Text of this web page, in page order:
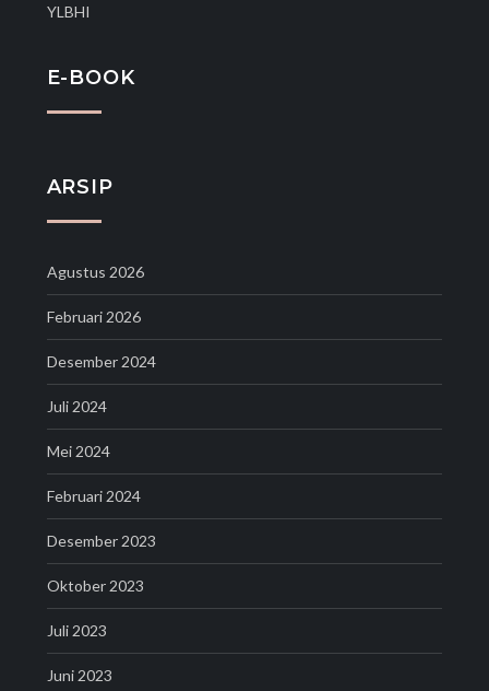
YLBHI
E-BOOK
ARSIP
Agustus 2026
Februari 2026
Desember 2024
Juli 2024
Mei 2024
Februari 2024
Desember 2023
Oktober 2023
Juli 2023
Juni 2023